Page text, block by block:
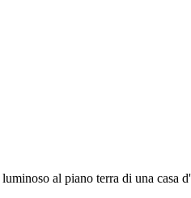
al piano terra di una casa